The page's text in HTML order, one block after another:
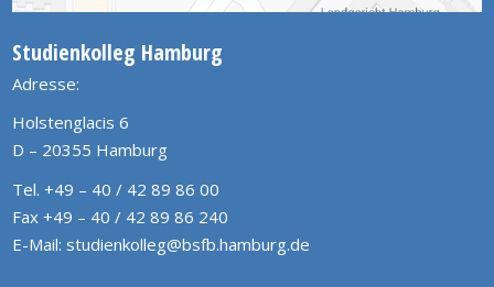
Studienkolleg Hamburg
Adresse:
Holstenglacis 6
D – 20355 Hamburg
Tel. +49 – 40 / 42 89 86 00
Fax +49 – 40 / 42 89 86 240
E-Mail: studienkolleg@bsfb.hamburg.de